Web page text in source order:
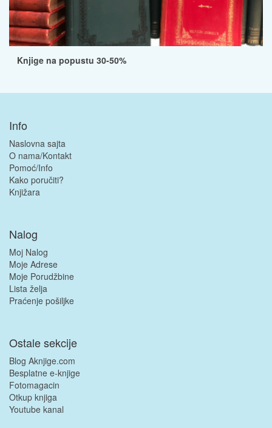
Knjige na popustu 30-50%
Info
Naslovna sajta
O nama/Kontakt
Pomoć/Info
Kako poručiti?
Knjižara
Nalog
Moj Nalog
Moje Adrese
Moje Porudžbine
Lista želja
Praćenje pošiljke
Ostale sekcije
Blog Aknjige.com
Besplatne e-knjige
Fotomagacin
Otkup knjiga
Youtube kanal